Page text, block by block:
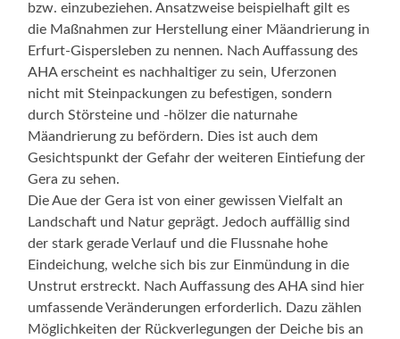
bzw. einzubeziehen. Ansatzweise beispielhaft gilt es
die Maßnahmen zur Herstellung einer Mäandrierung in
Erfurt-Gispersleben zu nennen. Nach Auffassung des
AHA erscheint es nachhaltiger zu sein, Uferzonen
nicht mit Steinpackungen zu befestigen, sondern
durch Störsteine und -hölzer die naturnahe
Mäandrierung zu befördern. Dies ist auch dem
Gesichtspunkt der Gefahr der weiteren Eintiefung der
Gera zu sehen.
Die Aue der Gera ist von einer gewissen Vielfalt an
Landschaft und Natur geprägt. Jedoch auffällig sind
der stark gerade Verlauf und die Flussnahe hohe
Eindeichung, welche sich bis zur Einmündung in die
Unstrut erstreckt. Nach Auffassung des AHA sind hier
umfassende Veränderungen erforderlich. Dazu zählen
Möglichkeiten der Rückverlegungen der Deiche bis an